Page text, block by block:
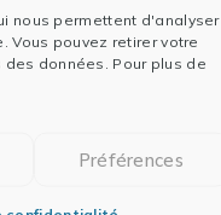
nous permettent d'analyser
Vous pouvez retirer votre
données. Pour plus de
Préférences